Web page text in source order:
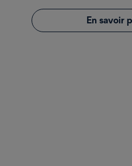
En savoir